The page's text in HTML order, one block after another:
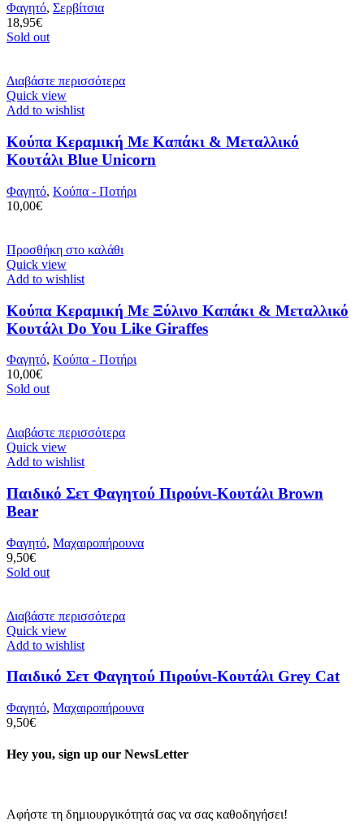
Φαγητό, Σερβίτσια
18,95€
Sold out
Διαβάστε περισσότερα
Quick view
Add to wishlist
Κούπα Κεραμική Με Καπάκι & Μεταλλικό
Κουτάλι Blue Unicorn
Φαγητό, Κούπα - Ποτήρι
10,00€
Προσθήκη στο καλάθι
Quick view
Add to wishlist
Κούπα Κεραμική Με Ξύλινο Καπάκι & Μεταλλικό
Κουτάλι Do You Like Giraffes
Φαγητό, Κούπα - Ποτήρι
10,00€
Sold out
Διαβάστε περισσότερα
Quick view
Add to wishlist
Παιδικό Σετ Φαγητού Πιρούνι-Κουτάλι Brown
Bear
Φαγητό, Μαχαιροπήρουνα
9,50€
Sold out
Διαβάστε περισσότερα
Quick view
Add to wishlist
Παιδικό Σετ Φαγητού Πιρούνι-Κουτάλι Grey Cat
Φαγητό, Μαχαιροπήρουνα
9,50€
Hey you, sign up our NewsLetter
Αφήστε τη δημιουργικότητά σας να σας καθοδηγήσει!